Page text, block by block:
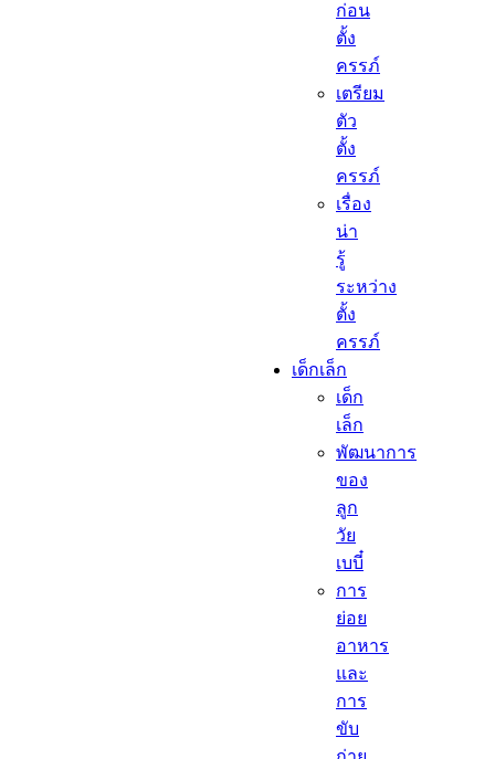
ก่อน
ตั้ง
ครรภ์
เตรียม
ตัว
ตั้ง
ครรภ์
เรื่อง
น่า
รู้
ระหว่าง
ตั้ง
ครรภ์
เด็กเล็ก​
เด็ก
เล็ก​
พัฒนาการ
ของ
ลูก
วัย
เบบี๋
การ
ย่อย
อาหาร
และ
การ
ขับ